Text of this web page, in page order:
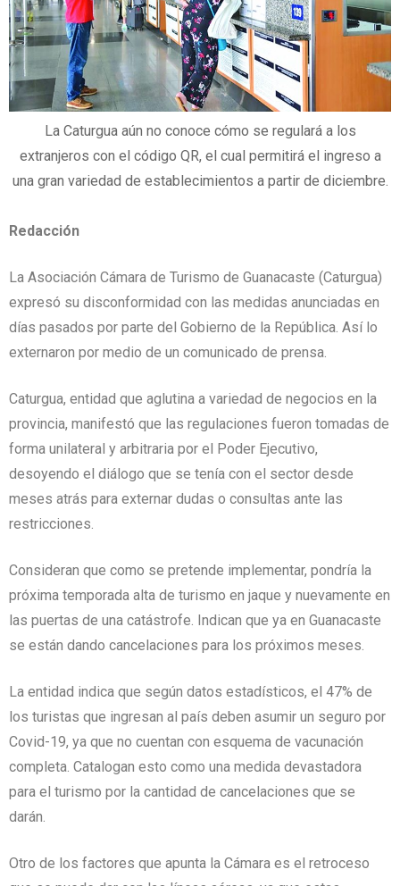
La Caturgua aún no conoce cómo se regulará a los
extranjeros con el código QR, el cual permitirá el ingreso a
una gran variedad de establecimientos a partir de diciembre.
Redacción
La Asociación Cámara de Turismo de Guanacaste (Caturgua)
expresó su disconformidad con las medidas anunciadas en
días pasados por parte del Gobierno de la República. Así lo
externaron por medio de un comunicado de prensa.
Caturgua, entidad que aglutina a variedad de negocios en la
provincia, manifestó que las regulaciones fueron tomadas de
forma unilateral y arbitraria por el Poder Ejecutivo,
desoyendo el diálogo que se tenía con el sector desde
meses atrás para externar dudas o consultas ante las
restricciones.
Consideran que como se pretende implementar, pondría la
próxima temporada alta de turismo en jaque y nuevamente en
las puertas de una catástrofe. Indican que ya en Guanacaste
se están dando cancelaciones para los próximos meses.
La entidad indica que según datos estadísticos, el 47% de
los turistas que ingresan al país deben asumir un seguro por
Covid-19, ya que no cuentan con esquema de vacunación
completa. Catalogan esto como una medida devastadora
para el turismo por la cantidad de cancelaciones que se
darán.
Otro de los factores que apunta la Cámara es el retroceso